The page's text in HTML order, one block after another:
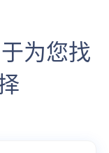
为您找